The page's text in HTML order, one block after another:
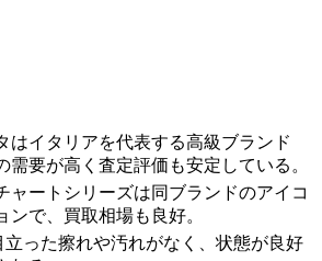
はイタリアを代表する高級ブランド
需要が高く査定評価も安定している。
ャートシリーズは同ブランドのアイコ
ンで、買取相場も良好。
立った擦れや汚れがなく、状態が良好